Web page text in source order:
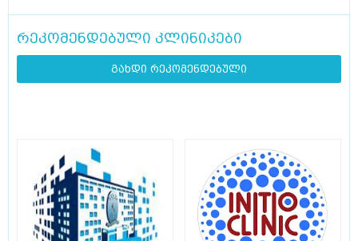
რეკომენდებული კლინიკები
გახდი რეკომენდებული